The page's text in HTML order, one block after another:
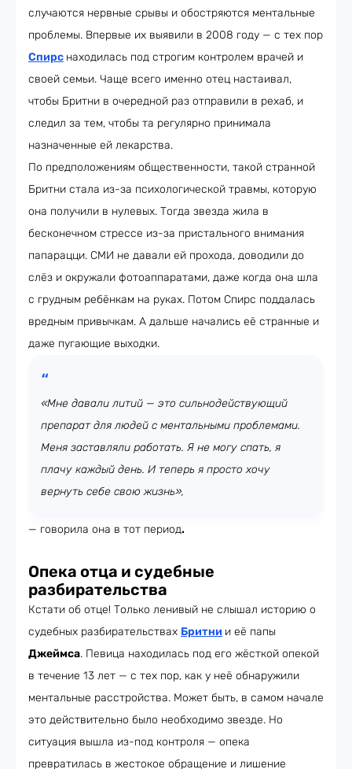
случаются нервные срывы и обостряются ментальные
проблемы. Впервые их выявили в 2008 году — с тех пор
Спирс находилась под строгим контролем врачей и
своей семьи. Чаще всего именно отец настаивал,
чтобы Бритни в очередной раз отправили в рехаб, и
следил за тем, чтобы та регулярно принимала
назначенные ей лекарства.
По предположениям общественности, такой странной
Бритни стала из-за психологической травмы, которую
она получили в нулевых. Тогда звезда жила в
бесконечном стрессе из-за пристального внимания
папарацци. СМИ не давали ей прохода, доводили до
слёз и окружали фотоаппаратами, даже когда она шла
с грудным ребёнкам на руках. Потом Спирс поддалась
вредным привычкам. А дальше начались её странные и
даже пугающие выходки.
«Мне давали литий — это сильнодействующий
препарат для людей с ментальными проблемами.
Меня заставляли работать. Я не могу спать, я
плачу каждый день. И теперь я просто хочу
вернуть себе свою жизнь»,
— говорила она в тот период.
Опека отца и судебные
разбирательства
Кстати об отце! Только ленивый не слышал историю о
судебных разбирательствах Бритни и её папы
Джеймса. Певица находилась под его жёсткой опекой
в течение 13 лет — с тех пор, как у неё обнаружили
ментальные расстройства. Может быть, в самом начале
это действительно было необходимо звезде. Но
ситуация вышла из-под контроля — опека
превратилась в жестокое обращение и лишение